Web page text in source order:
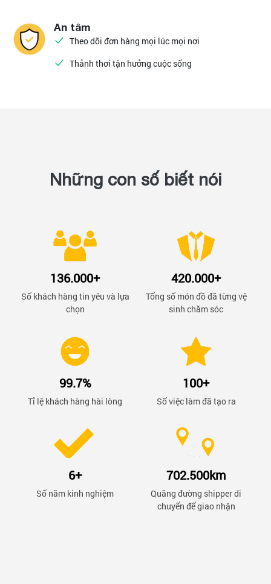
An tâm
Theo dõi đơn hàng mọi lúc mọi nơi
Thảnh thơi tận hưởng cuộc sống
Những con số biết nói
136.000+
Số khách hàng tin yêu và lựa
chọn
420.000+
Tổng số món đồ đã từng vệ
sinh chăm sóc
99.7%
Tỉ lệ khách hàng hài lòng
100+
Số việc làm đã tạo ra
6+
Số năm kinh nghiệm
702.500km
Quãng đường shipper di
chuyển để giao nhận